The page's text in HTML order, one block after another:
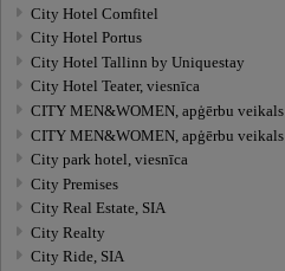
City Hotel Comfitel
City Hotel Portus
City Hotel Tallinn by Uniquestay
City Hotel Teater, viesnīca
CITY MEN&WOMEN, apģērbu veikals
CITY MEN&WOMEN, apģērbu veikals
City park hotel, viesnīca
City Premises
City Real Estate, SIA
City Realty
City Ride, SIA